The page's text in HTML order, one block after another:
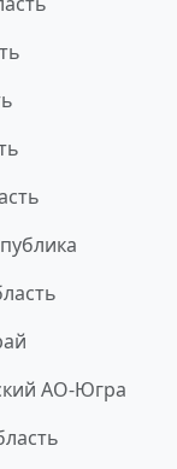
АО-Югра